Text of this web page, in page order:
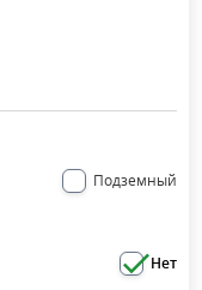
Подземный
Нет